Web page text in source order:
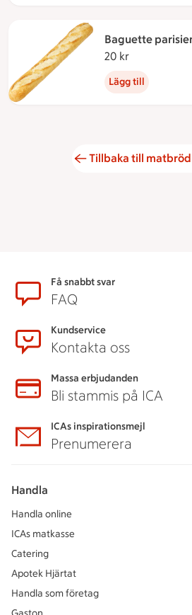
Baguette
20 kr
Lägg till
Tillbaka till
SidfotFå snabbt svar
FAQ
Kundservice
Kontakta oss
Massa erbjudanden
Bli stammis på ICA
ICAs inspirationsmejl
Prenumerera
Handla
Handla online
ICAs matkasse
Catering
Apotek Hjärtat
Handla som företag